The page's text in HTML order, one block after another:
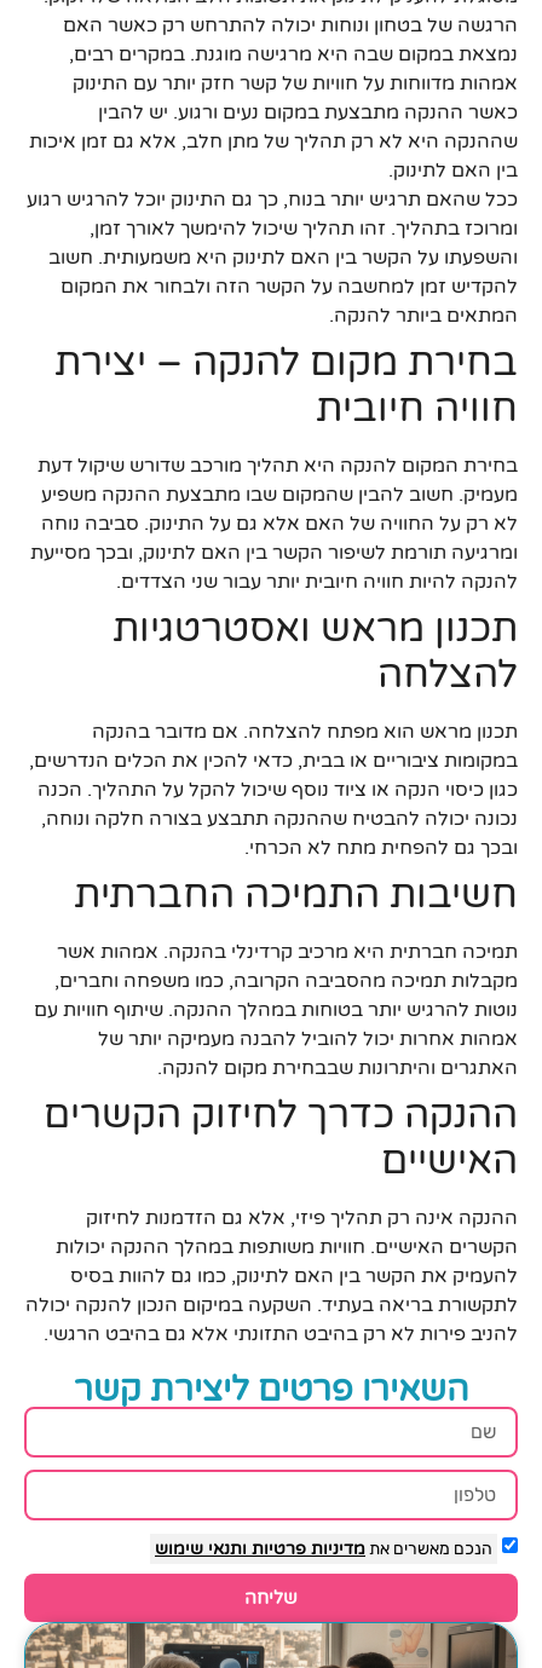
הרגשה של בטחון ונוחות יכולה להתרחש רק כאשר האם
נמצאת במקום שבה היא מרגישה מוגנת. במקרים רבים,
אמהות מדווחות על חוויות של קשר חזק יותר עם התינוק
כאשר ההנקה מתבצעת במקום נעים ורגוע. יש להבין
שההנקה היא לא רק תהליך של מתן חלב, אלא גם זמן איכות
בין האם לתינוק.
ככל שהאם תרגיש יותר בנוח, כך גם התינוק יוכל להרגיש רגוע
ומרוכז בתהליך. זהו תהליך שיכול להימשך לאורך זמן,
והשפעתו על הקשר בין האם לתינוק היא משמעותית. חשוב
להקדיש זמן למחשבה על הקשר הזה ולבחור את המקום
המתאים ביותר להנקה.
בחירת מקום להנקה – יצירת
חוויה חיובית
בחירת המקום להנקה היא תהליך מורכב שדורש שיקול דעת
מעמיק. חשוב להבין שהמקום שבו מתבצעת ההנקה משפיע
לא רק על החוויה של האם אלא גם על התינוק. סביבה נוחה
ומרגיעה תורמת לשיפור הקשר בין האם לתינוק, ובכך מסייעת
להנקה להיות חוויה חיובית יותר עבור שני הצדדים.
תכנון מראש ואסטרטגיות
להצלחה
תכנון מראש הוא מפתח להצלחה. אם מדובר בהנקה
במקומות ציבוריים או בבית, כדאי להכין את הכלים הנדרשים,
כגון כיסוי הנקה או ציוד נוסף שיכול להקל על התהליך. הכנה
נכונה יכולה להבטיח שההנקה תתבצע בצורה חלקה ונוחה,
ובכך גם להפחית מתח לא הכרחי.
חשיבות התמיכה החברתית
תמיכה חברתית היא מרכיב קרדינלי בהנקה. אמהות אשר
מקבלות תמיכה מהסביבה הקרובה, כמו משפחה וחברים,
נוטות להרגיש יותר בטוחות במהלך ההנקה. שיתוף חוויות עם
אמהות אחרות יכול להוביל להבנה מעמיקה יותר של
האתגרים והיתרונות שבבחירת מקום להנקה.
ההנקה כדרך לחיזוק הקשרים
האישיים
ההנקה אינה רק תהליך פיזי, אלא גם הזדמנות לחיזוק
הקשרים האישיים. חוויות משותפות במהלך ההנקה יכולות
להעמיק את הקשר בין האם לתינוק, כמו גם להוות בסיס
לתקשורת בריאה בעתיד. השקעה במיקום הנכון להנקה יכולה
להניב פירות לא רק בהיבט התזונתי אלא גם בהיבט הרגשי.
השאירו פרטים ליצירת קשר
הנכם מאשרים אתמדיניות פרטיות ותנאי שימוש
שליחה